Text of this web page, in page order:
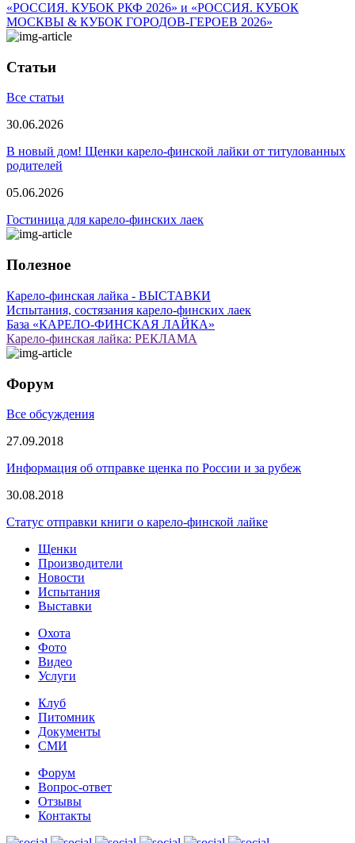
«РОССИЯ. КУБОК РКФ 2026» и «РОССИЯ. КУБОК
МОСКВЫ & КУБОК ГОРОДОВ-ГЕРОЕВ 2026»
Статьи
Все статьи
30.06.2026
В новый дом! Щенки карело-финской лайки от титулованных
родителей
05.06.2026
Гостиница для карело-финских лаек
Полезное
Карело-финская лайка - ВЫСТАВКИ
Испытания, состязания карело-финских лаек
База «КАРЕЛО-ФИНСКАЯ ЛАЙКА»
Карело-финская лайка: РЕКЛАМА
Форум
Все обсуждения
27.09.2018
Информация об отправке щенка по России и за рубеж
30.08.2018
Статус отправки книги о карело-финской лайке
Щенки
Производители
Новости
Испытания
Выставки
Охота
Фото
Видео
Услуги
Клуб
Питомник
Документы
СМИ
Форум
Вопрос-ответ
Отзывы
Контакты